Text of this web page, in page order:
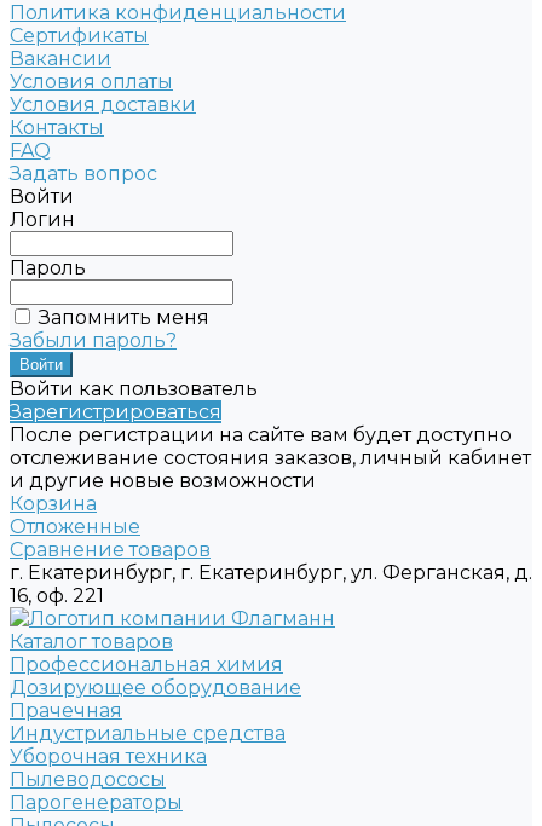
Политика конфиденциальности
Сертификаты
Вакансии
Условия оплаты
Условия доставки
Контакты
FAQ
Задать вопрос
Войти
Логин
Пароль
Запомнить меня
Забыли пароль?
Войти как пользователь
Зарегистрироваться
После регистрации на сайте вам будет доступно
отслеживание состояния заказов, личный кабинет
и другие новые возможности
Корзина
Отложенные
Сравнение товаров
г. Екатеринбург, г. Екатеринбург, ул. Ферганская, д.
16, оф. 221
Каталог товаров
Профессиональная химия
Дозирующее оборудование
Прачечная
Индустриальные средства
Уборочная техника
Пылеводососы
Парогенераторы